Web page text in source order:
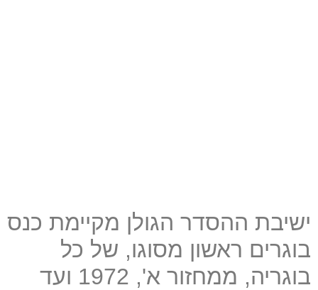
ישיבת ההסדר הגולן מקיימת כנס
בוגרים ראשון מסוגו, של כל
בוגריה, ממחזור א', 1972
ועד